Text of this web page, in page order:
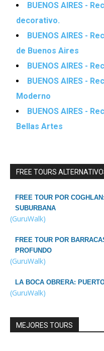
BUENOS AIRES -
decorativo.
BUENOS AIRES -
de Buenos Aires
BUENOS AIRES -
BUENOS AIRES -
Moderno
BUENOS AIRES -
Bellas Artes
FREE TOURS
FREE TOUR POR
SUBURBANA
(GuruWalk)
FREE TOUR POR
PROFUNDO
(GuruWalk)
LA BOCA OBRERA:
(GuruWalk)
MEJORES TOURS